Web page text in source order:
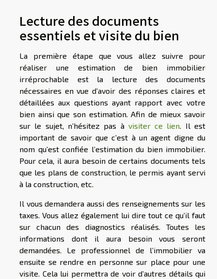
Lecture des documents
essentiels et visite du bien
La première étape que vous allez suivre pour
réaliser une estimation de bien immobilier
irréprochable est la lecture des documents
nécessaires en vue d’avoir des réponses claires et
détaillées aux questions ayant rapport avec votre
bien ainsi que son estimation. Afin de mieux savoir
sur le sujet, n’hésitez pas à visiter ce lien . Il est
important de savoir que c’est à un agent digne du
nom qu’est confiée l’estimation du bien immobilier.
Pour cela, il aura besoin de certains documents tels
que les plans de construction, le permis ayant servi
à la construction, etc.
Il vous demandera aussi des renseignements sur les
taxes. Vous allez également lui dire tout ce qu’il faut
sur chacun des diagnostics réalisés. Toutes les
informations dont il aura besoin vous seront
demandées. Le professionnel de l’immobilier va
ensuite se rendre en personne sur place pour une
visite. Cela lui permettra de voir d’autres détails qui